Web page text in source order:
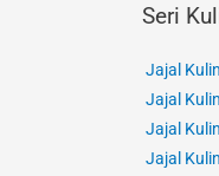
Seri
Jajal
Jajal
Jajal
Jajal